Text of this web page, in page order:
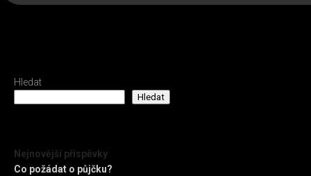
Hledat
Hledat
Nejnovější příspěvky
Co požádat o půjčku?